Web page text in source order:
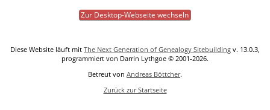
Zur Desktop-Webseite wechseln
Diese Website läuft mit The Next Generation of Genealogy Sitebuilding v. 13.0.3,
programmiert von Darrin Lythgoe © 2001-2026.
Betreut von Andreas Böttcher.
Zurück zur Startseite